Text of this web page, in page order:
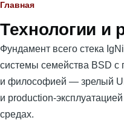
Строка
навигации
Главная
Технологии и
Фундамент всего стека
системы семейства BSD
и философией — зрелый
и production-
средах.